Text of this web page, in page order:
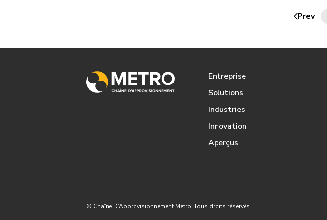
Prev
Entreprise
Solutions
Industries
Innovation
Aperçus
© Chaîne D’Approvisionnement Metro. Tous droits réservés.